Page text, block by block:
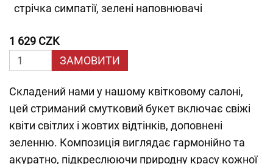
стрічка симпатії, зелені наповнювачі
1 629 CZK
ЗАМОВИТИ
Складений нами у нашому квітковому салоні,
цей стриманий смутковий букет включає свіжі
квіти світлих і жовтих відтінків, доповнені
зеленню. Композиція виглядає гармонійно та
акуратно, підкреслюючи природну красу кожної